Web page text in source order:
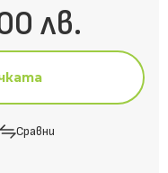
лв.
Сравни